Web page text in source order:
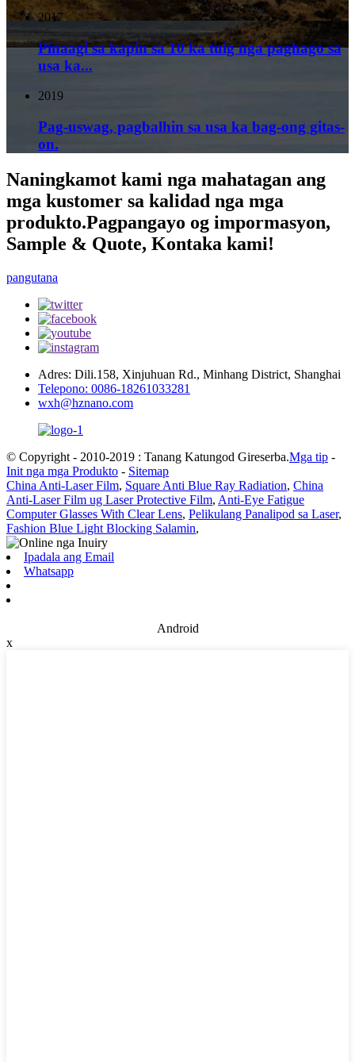
2017
Pinaagi sa kapin sa 10 ka tuig nga paghago sa
usa ka...
2019
Pag-uswag, pagbalhin sa usa ka bag-ong gitas-
on.
Naningkamot kami nga mahatagan ang
mga kustomer sa kalidad nga mga
produkto.Pagpangayo og impormasyon,
Sample & Quote, Kontaka kami!
pangutana
Adres: Dili.158, Xinjuhuan Rd., Minhang District, Shanghai
Telepono: 0086-18261033281
wxh@hznano.com
© Copyright - 2010-2019 : Tanang Katungod Gireserba.Mga tip -
Init nga mga Produkto - Sitemap
China Anti-Laser Film, Square Anti Blue Ray Radiation, China
Anti-Laser Film ug Laser Protective Film, Anti-Eye Fatigue
Computer Glasses With Clear Lens, Pelikulang Panalipod sa Laser,
Fashion Blue Light Blocking Salamin,
Ipadala ang Email
Whatsapp
Android
x